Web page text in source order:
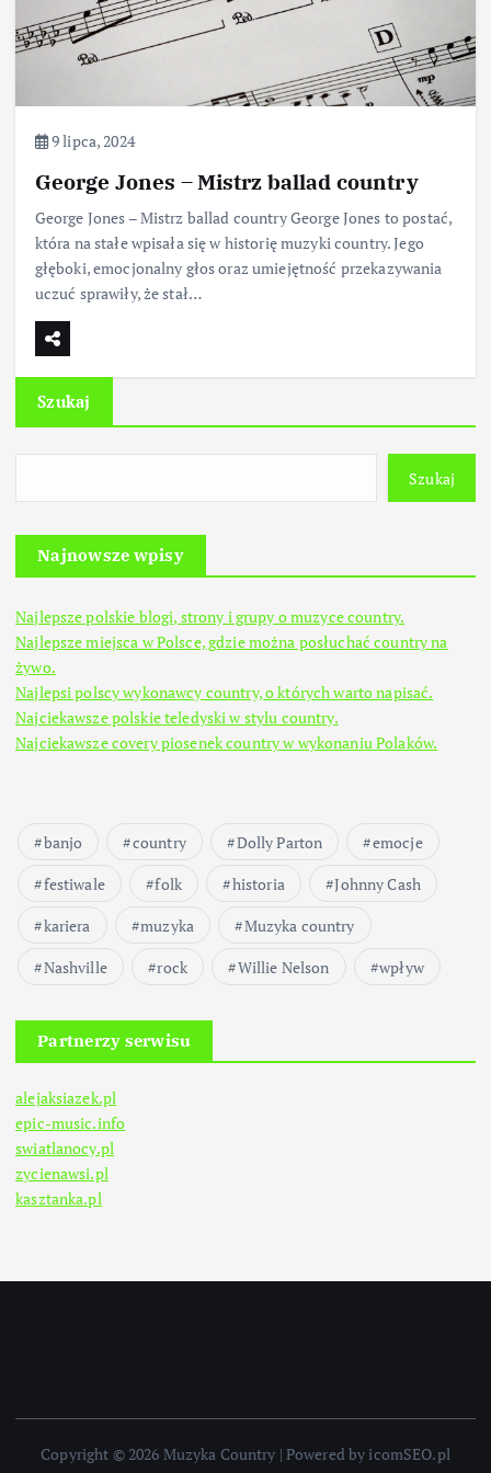
9 lipca, 2024
George Jones – Mistrz ballad country
George Jones – Mistrz ballad country George Jones to postać,
która na stałe wpisała się w historię muzyki country. Jego
głęboki, emocjonalny głos oraz umiejętność przekazywania
uczuć sprawiły, że stał…
Szukaj
Szukaj
Najnowsze wpisy
Najlepsze polskie blogi, strony i grupy o muzyce country.
Najlepsze miejsca w Polsce, gdzie można posłuchać country na
żywo.
Najlepsi polscy wykonawcy country, o których warto napisać.
Najciekawsze polskie teledyski w stylu country.
Najciekawsze covery piosenek country w wykonaniu Polaków.
banjo country Dolly Parton
emocje
festiwale
folk historia
Johnny Cash
kariera
muzyka
Muzyka country
Nashville
rock Willie Nelson wpływ
Partnerzy serwisu
alejaksiazek.pl
epic-music.info
swiatlanocy.pl
zycienawsi.pl
kasztanka.pl
Copyright © 2026 Muzyka Country | Powered by icomSEO.pl